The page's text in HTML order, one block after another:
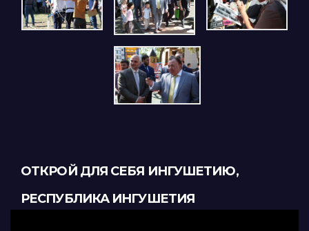
ОТКРОЙ ДЛЯ СЕБЯ ИНГУШЕТИЮ,
РЕСПУБЛИКА ИНГУШЕТИЯ